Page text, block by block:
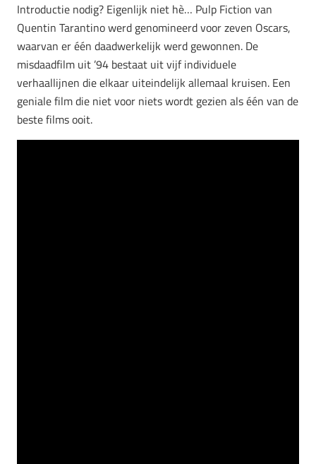
Introductie nodig? Eigenlijk niet hè… Pulp Fiction van
Quentin Tarantino werd genomineerd voor zeven Oscars,
waarvan er één daadwerkelijk werd gewonnen. De
misdaadfilm uit ’94 bestaat uit vijf individuele
verhaallijnen die elkaar uiteindelijk allemaal kruisen. Een
geniale film die niet voor niets wordt gezien als één van de
beste films ooit.